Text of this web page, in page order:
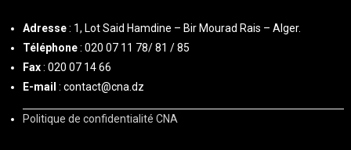
Adresse: 1, Lot Said Hamdine – Bir Mourad Rais – Alger.
Téléphone: 020 07 11 78/ 81 / 85
Fax: 020 07 14 66
E-mail : contact@cna.dz
Politique de confidentialité CNA